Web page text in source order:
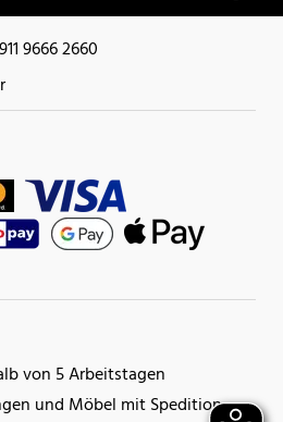
9666 2660
von 5 Arbeitstagen
und Möbel mit Spedition